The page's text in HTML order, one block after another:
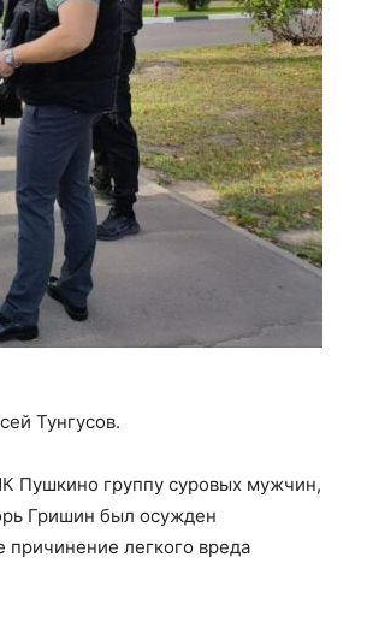
Тунгусов.
Пушкино группу суровых мужчин,
Гришин был осужден
легкого вреда